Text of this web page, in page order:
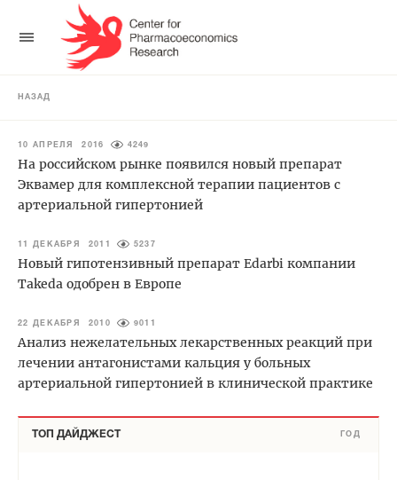
НАЗАД
10 АПРЕЛЯ 2016 4249
На российском рынке появился новый препарат
Эквамер для комплексной терапии пациентов с
артериальной гипертонией
11 ДЕКАБРЯ 2011 5237
Новый гипотензивный препарат Edarbi компании
Takeda одобрен в Европе
22 ДЕКАБРЯ 2010 9011
Анализ нежелательных лекарственных реакций при
лечении антагонистами кальция у больных
артериальной гипертонией в клинической практике
ТОП ДАЙДЖЕСТ ГОД